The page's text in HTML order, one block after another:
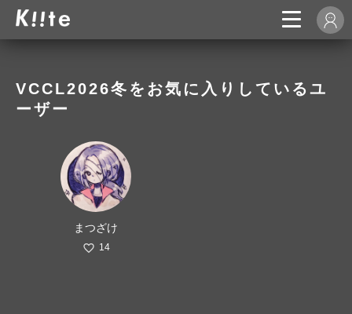
VCCL2026冬をお気に入りしているユ
ーザー
まつざけ
14